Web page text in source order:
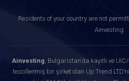
Residents of your country are not
Ainvesting.
Ainvesting, Bulgaristan’da kayıtlı ve
tescillenmiş bir şirket olan Up Trend